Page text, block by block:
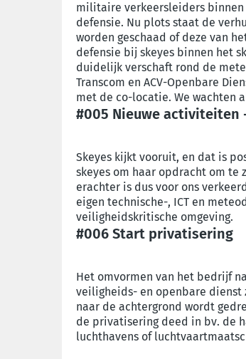
militaire verkeersleiders binnen
defensie. Nu plots staat de
worden geschaad of deze van
defensie bij skeyes binnen het
duidelijk verschaft rond de
Transcom en ACV-Openbare
met de co-locatie. We wachten
#005 Nieuwe activiteiten
Skeyes kijkt vooruit, en dat is
skeyes om haar opdracht om te
erachter is dus voor ons
eigen technische-, ICT en
veiligheidskritische omgeving.
#006 Start privatisering
Het omvormen van het bedrijf
veiligheids- en openbare dienst
naar de achtergrond wordt
de privatisering deed in bv. de
luchthavens of